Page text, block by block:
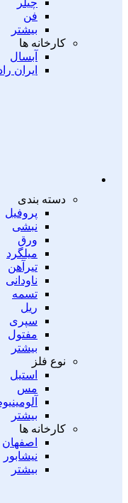
چیلر
فن
بیشتر
کارخانه ها
آبسال
ایران
دسته بندی
پروفیل
نبشی
ورق
میلگرد
تیرآهن
ناودانی
تسمه
ریل
سپری
مفتول
بیشتر
نوع فلز
استیل
مس
بیشتر
کارخانه ها
اصفهان
نیشابور
بیشتر